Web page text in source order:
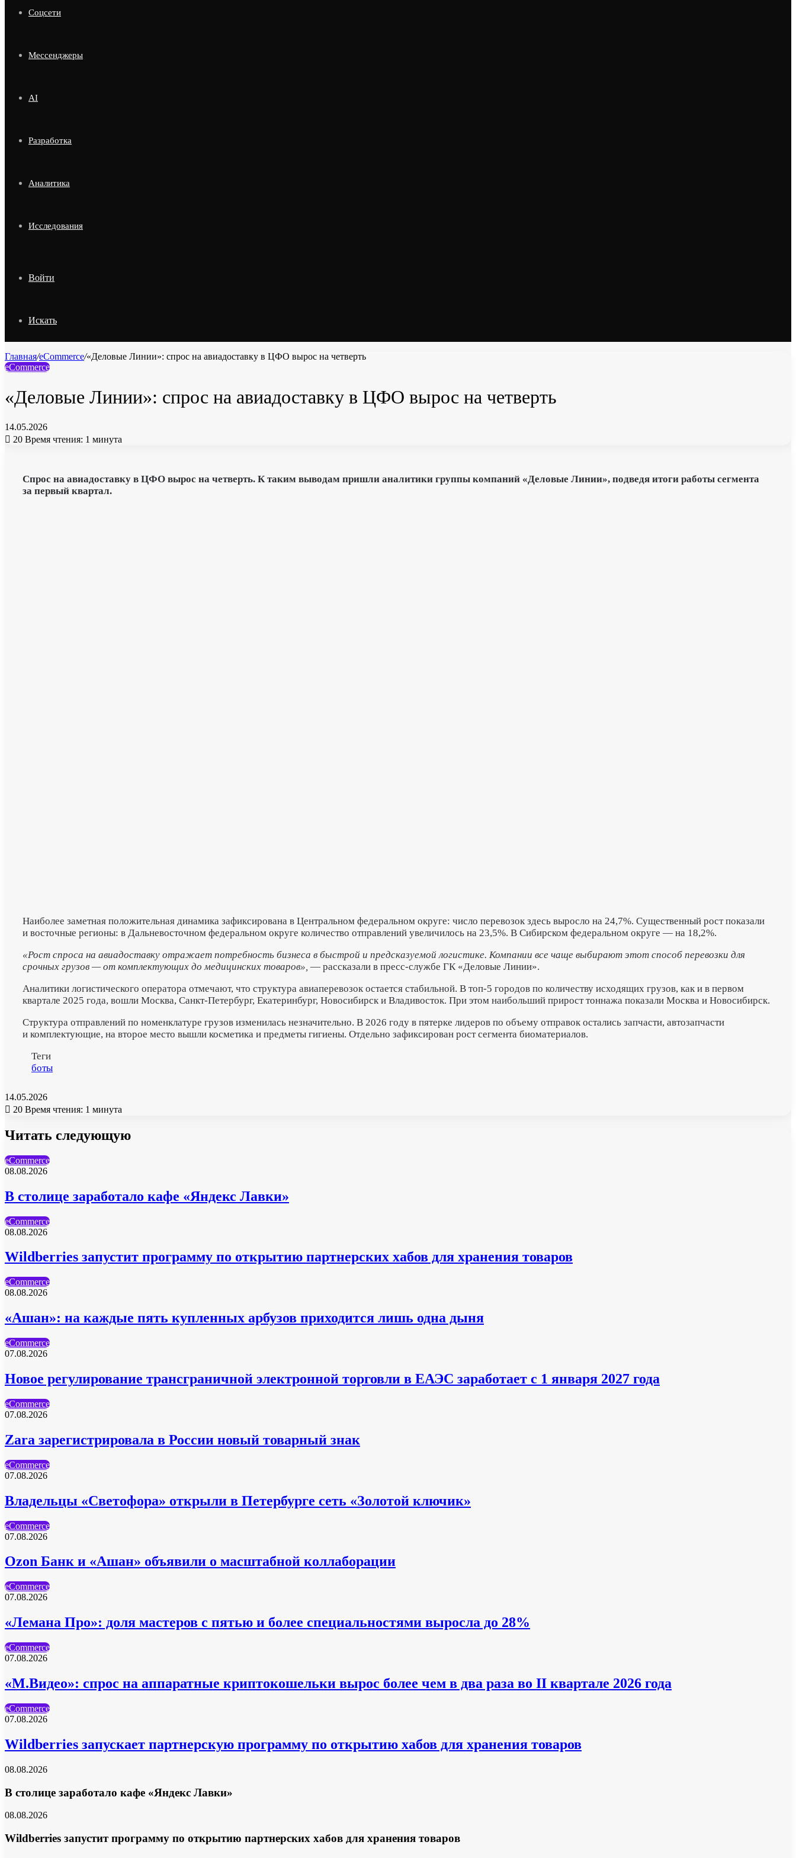
Соцсети
Мессенджеры
AI
Разработка
Аналитика
Исследования
Войти
Искать
Главная/eCommerce/«Деловые Линии»: спрос на авиадоставку в ЦФО вырос на четверть
eCommerce
«Деловые Линии»: спрос на авиадоставку в ЦФО вырос на четверть
14.05.2026
20 Время чтения: 1 минута
Спрос на авиадоставку в ЦФО вырос на четверть. К таким выводам пришли аналитики группы компаний «Деловые Линии», подведя итоги работы сегмента
за первый квартал.
Наиболее заметная положительная динамика зафиксирована в Центральном федеральном округе: число перевозок здесь выросло на 24,7%. Существенный рост показали
и восточные регионы: в Дальневосточном федеральном округе количество отправлений увеличилось на 23,5%. В Сибирском федеральном округе — на 18,2%.
«Рост спроса на авиадоставку отражает потребность бизнеса в быстрой и предсказуемой логистике. Компании все чаще выбирают этот способ перевозки для
срочных грузов — от комплектующих до медицинских товаров», — рассказали в пресс-службе ГК «Деловые Линии».
Аналитики логистического оператора отмечают, что структура авиаперевозок остается стабильной. В топ‑5 городов по количеству исходящих грузов, как и в первом
квартале 2025 года, вошли Москва, Санкт‑Петербург, Екатеринбург, Новосибирск и Владивосток. При этом наибольший прирост тоннажа показали Москва и Новосибирск.
Структура отправлений по номенклатуре грузов изменилась незначительно. В 2026 году в пятерке лидеров по объему отправок остались запчасти, автозапчасти
и комплектующие, на второе место вышли косметика и предметы гигиены. Отдельно зафиксирован рост сегмента биоматериалов.
Теги
боты
14.05.2026
20 Время чтения: 1 минута
Читать следующую
eCommerce
08.08.2026
В столице заработало кафе «Яндекс Лавки»
eCommerce
08.08.2026
Wildberries запустит программу по открытию партнерских хабов для хранения товаров
eCommerce
08.08.2026
«Ашан»: на каждые пять купленных арбузов приходится лишь одна дыня
eCommerce
07.08.2026
Новое регулирование трансграничной электронной торговли в ЕАЭС заработает с 1 января 2027 года
eCommerce
07.08.2026
Zara зарегистрировала в России новый товарный знак
eCommerce
07.08.2026
Владельцы «Светофора» открыли в Петербурге сеть «Золотой ключик»
eCommerce
07.08.2026
Ozon Банк и «Ашан» объявили о масштабной коллаборации
eCommerce
07.08.2026
«Лемана Про»: доля мастеров с пятью и более специальностями выросла до 28%
eCommerce
07.08.2026
«М.Видео»: спрос на аппаратные криптокошельки вырос более чем в два раза во II квартале 2026 года
eCommerce
07.08.2026
Wildberries запускает партнерскую программу по открытию хабов для хранения товаров
08.08.2026
В столице заработало кафе «Яндекс Лавки»
08.08.2026
Wildberries запустит программу по открытию партнерских хабов для хранения товаров